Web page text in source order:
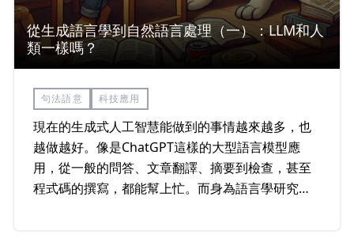
從生成語言學到自然語言處理（一）：LLM和人
類一樣嗎？
句法語意 科技應用
現在的生成式人工智慧能做到的事情越來越多，也
越做越好。像是ChatGPT這樣的大型語言模型應
用，從一般的問答、文章翻譯、摘要到檢查，甚至
程式碼的撰寫，都能幫上忙。而身為語言學研究所